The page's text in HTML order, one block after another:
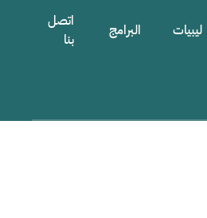
ليبيات البرامج
اتصل
بنا